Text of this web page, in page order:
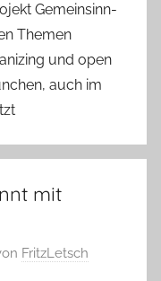
Gemeinsinn-
Themen
und open
auch im
mit
FritzLetsch